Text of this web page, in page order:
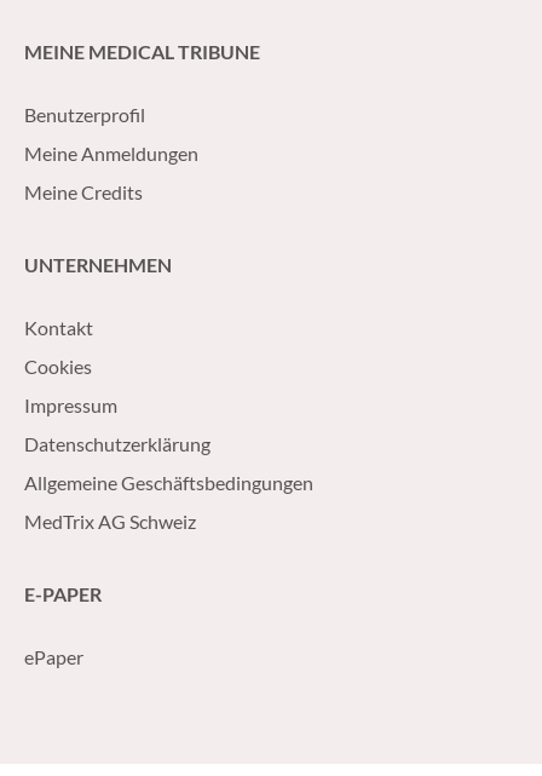
MEINE MEDICAL TRIBUNE
Benutzerprofil
Meine Anmeldungen
Meine Credits
UNTERNEHMEN
Kontakt
Cookies
Impressum
Datenschutzerklärung
Allgemeine Geschäftsbedingungen
MedTrix AG Schweiz
E-PAPER
ePaper